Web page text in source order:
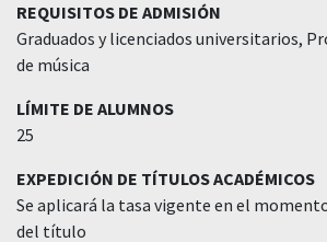
REQUISITOS DE ADMISIÓN
Graduados y licenciados universitarios,
de música
LÍMITE DE ALUMNOS
25
EXPEDICIÓN DE TÍTULOS ACADÉMICOS
Se aplicará la tasa vigente en el
del título